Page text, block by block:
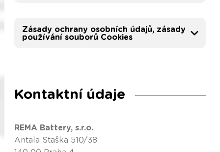
Zásady ochrany osobních údajů, zásady
používání souborů Cookies
Kontaktní údaje
REMA Battery, s.r.o.
Antala Staška 510/38